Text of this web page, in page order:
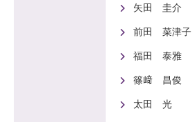
矢田 圭介
前田 菜津子
福田 泰雅
篠﨑 昌俊
太田 光